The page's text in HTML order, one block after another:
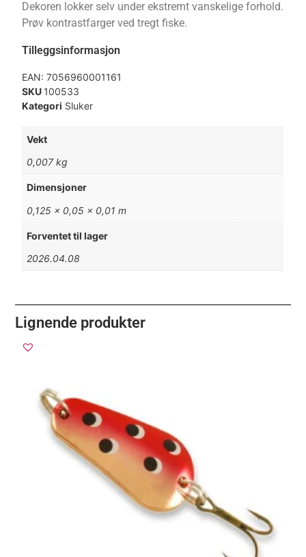
Dekoren lokker selv under ekstremt vanskelige forhold.
Prøv kontrastfarger ved tregt fiske.
Tilleggsinformasjon
EAN:7056960001161
SKU 100533
Kategori Sluker
Vekt
0,007 kg
Dimensjoner
0,125 × 0,05 × 0,01 m
Forventet til lager
2026.04.08
Lignende produkter